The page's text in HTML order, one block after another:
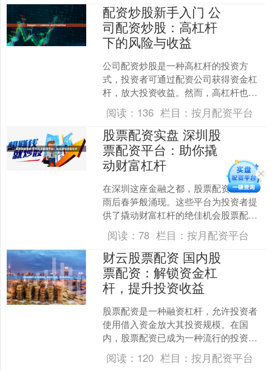
配资炒股新手入门 公
司配资炒股：高杠杆
下的风险与收益
公司配资炒股是一种高杠杆的投资方
式，投资者可通过配资公司获得资金杠
杆，放大投资收益。然而，高杠杆也意
味着高风险。 通过股票配资，投资者可
以放大资金杠杆，提高投资....
阅读： 136 栏目： 按月配资平台
股票配资实盘 深圳股
票配资平台：助你撬
动财富杠杆
在深圳这座金融之都，股票配资平台如
雨后春笋般涌现。这些平台为投资者提
供了撬动财富杠杆的绝佳机会股票配资
实盘，助其放大收益，加速财富积累。
盈透证券是全球最大的在....
阅读：78 栏目：按月配资平台
财云股票配资 国内股
票配资：解锁资金杠
杆，提升投资收益
股票配资是一种融资杠杆，允许投资者
使用借入资金放大其投资规模。在国
内，股票配资已成为一种流行的投资策
略，为投资者提供了提升收益的潜力。 *
**定制化方案：**....
阅读： 120 栏目： 按月配资平台